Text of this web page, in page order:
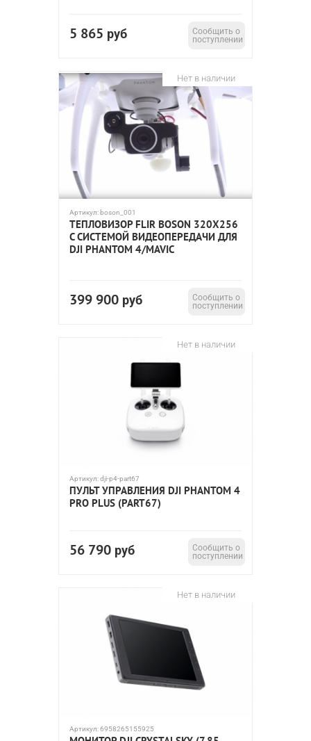
5 865 руб
Сообщить о
поступлении
Нет в наличии
Артикул: boson_001
ТЕПЛОВИЗОР FLIR BOSON 320X256
С СИСТЕМОЙ ВИДЕОПЕРЕДАЧИ ДЛЯ
DJI PHANTOM 4/MAVIC
399 900 руб
Сообщить о
поступлении
Нет в наличии
Артикул:dji-p4-part67
ПУЛЬТ УПРАВЛЕНИЯ DJI PHANTOM 4
PRO PLUS (PART67)
56 790 руб
Сообщить о
поступлении
Нет в наличии
Артикул:6958265155925